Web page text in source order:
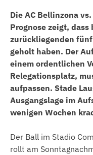
Die AC Bellinzona
Prognose zeigt,
zurückliegenden
geholt haben. Der
einem ordentlichen
Relegationsplatz,
aufpassen. Stade
Ausgangslage im
wenigen Wochen
Der Ball im Stadio
rollt am